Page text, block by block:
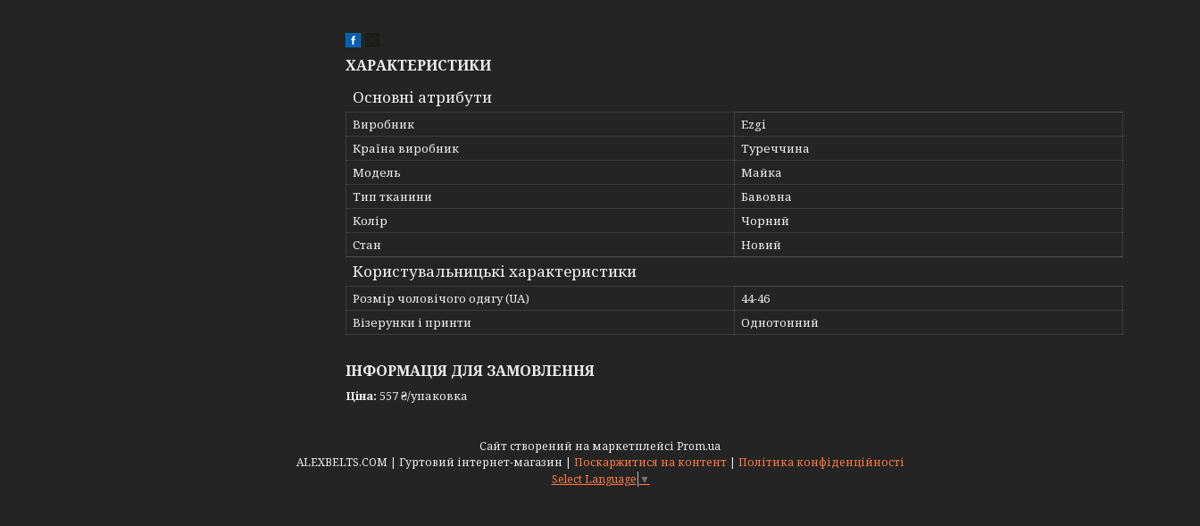
ХАРАКТЕРИСТИКИ
Основні атрибути
Виробник
Ezgi
Країна виробник
Туреччина
Модель
Майка
Тип тканини
Бавовна
Колір
Чорний
Стан
Новий
Користувальницькі характеристики
Розмір чоловічого одягу (UA)
44-46
Візерунки і принти
Однотонний
ІНФОРМАЦІЯ ДЛЯ ЗАМОВЛЕННЯ
Ціна: 557 ₴/упаковка
Сайт створений на маркетплейсі Prom.ua
ALEXBELTS.COM | Гуртовий інтернет-магазин | Поскаржитися на контент | Політика конфіденційності
Select Language ▼